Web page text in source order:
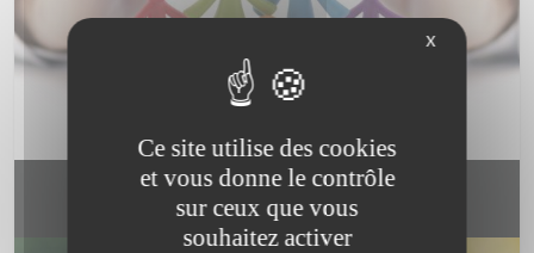
SOUSCRIRE UNE ASSURANCE VIE
X
Ce site utilise des cookies
et vous donne le contrôle
sur ceux que vous
souhaitez activer